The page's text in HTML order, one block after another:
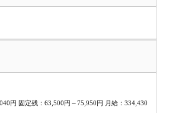
円 固定残：63,500円～75,950円 月給：334,430